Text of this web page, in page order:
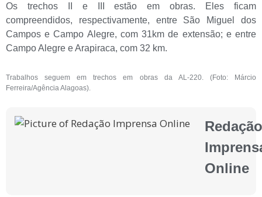
Os trechos II e III estão em obras. Eles ficam
compreendidos, respectivamente, entre São Miguel dos
Campos e Campo Alegre, com 31km de extensão; e entre
Campo Alegre e Arapiraca, com 32 km.
Trabalhos seguem em trechos em obras da AL-220. (Foto: Márcio
Ferreira/Agência Alagoas).
Redação
Online